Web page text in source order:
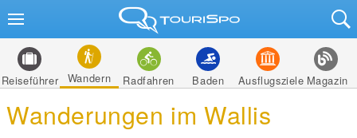
Reiseführer Wandern Radfahren Baden Ausflugsziele Magazin
Wanderungen im Wallis